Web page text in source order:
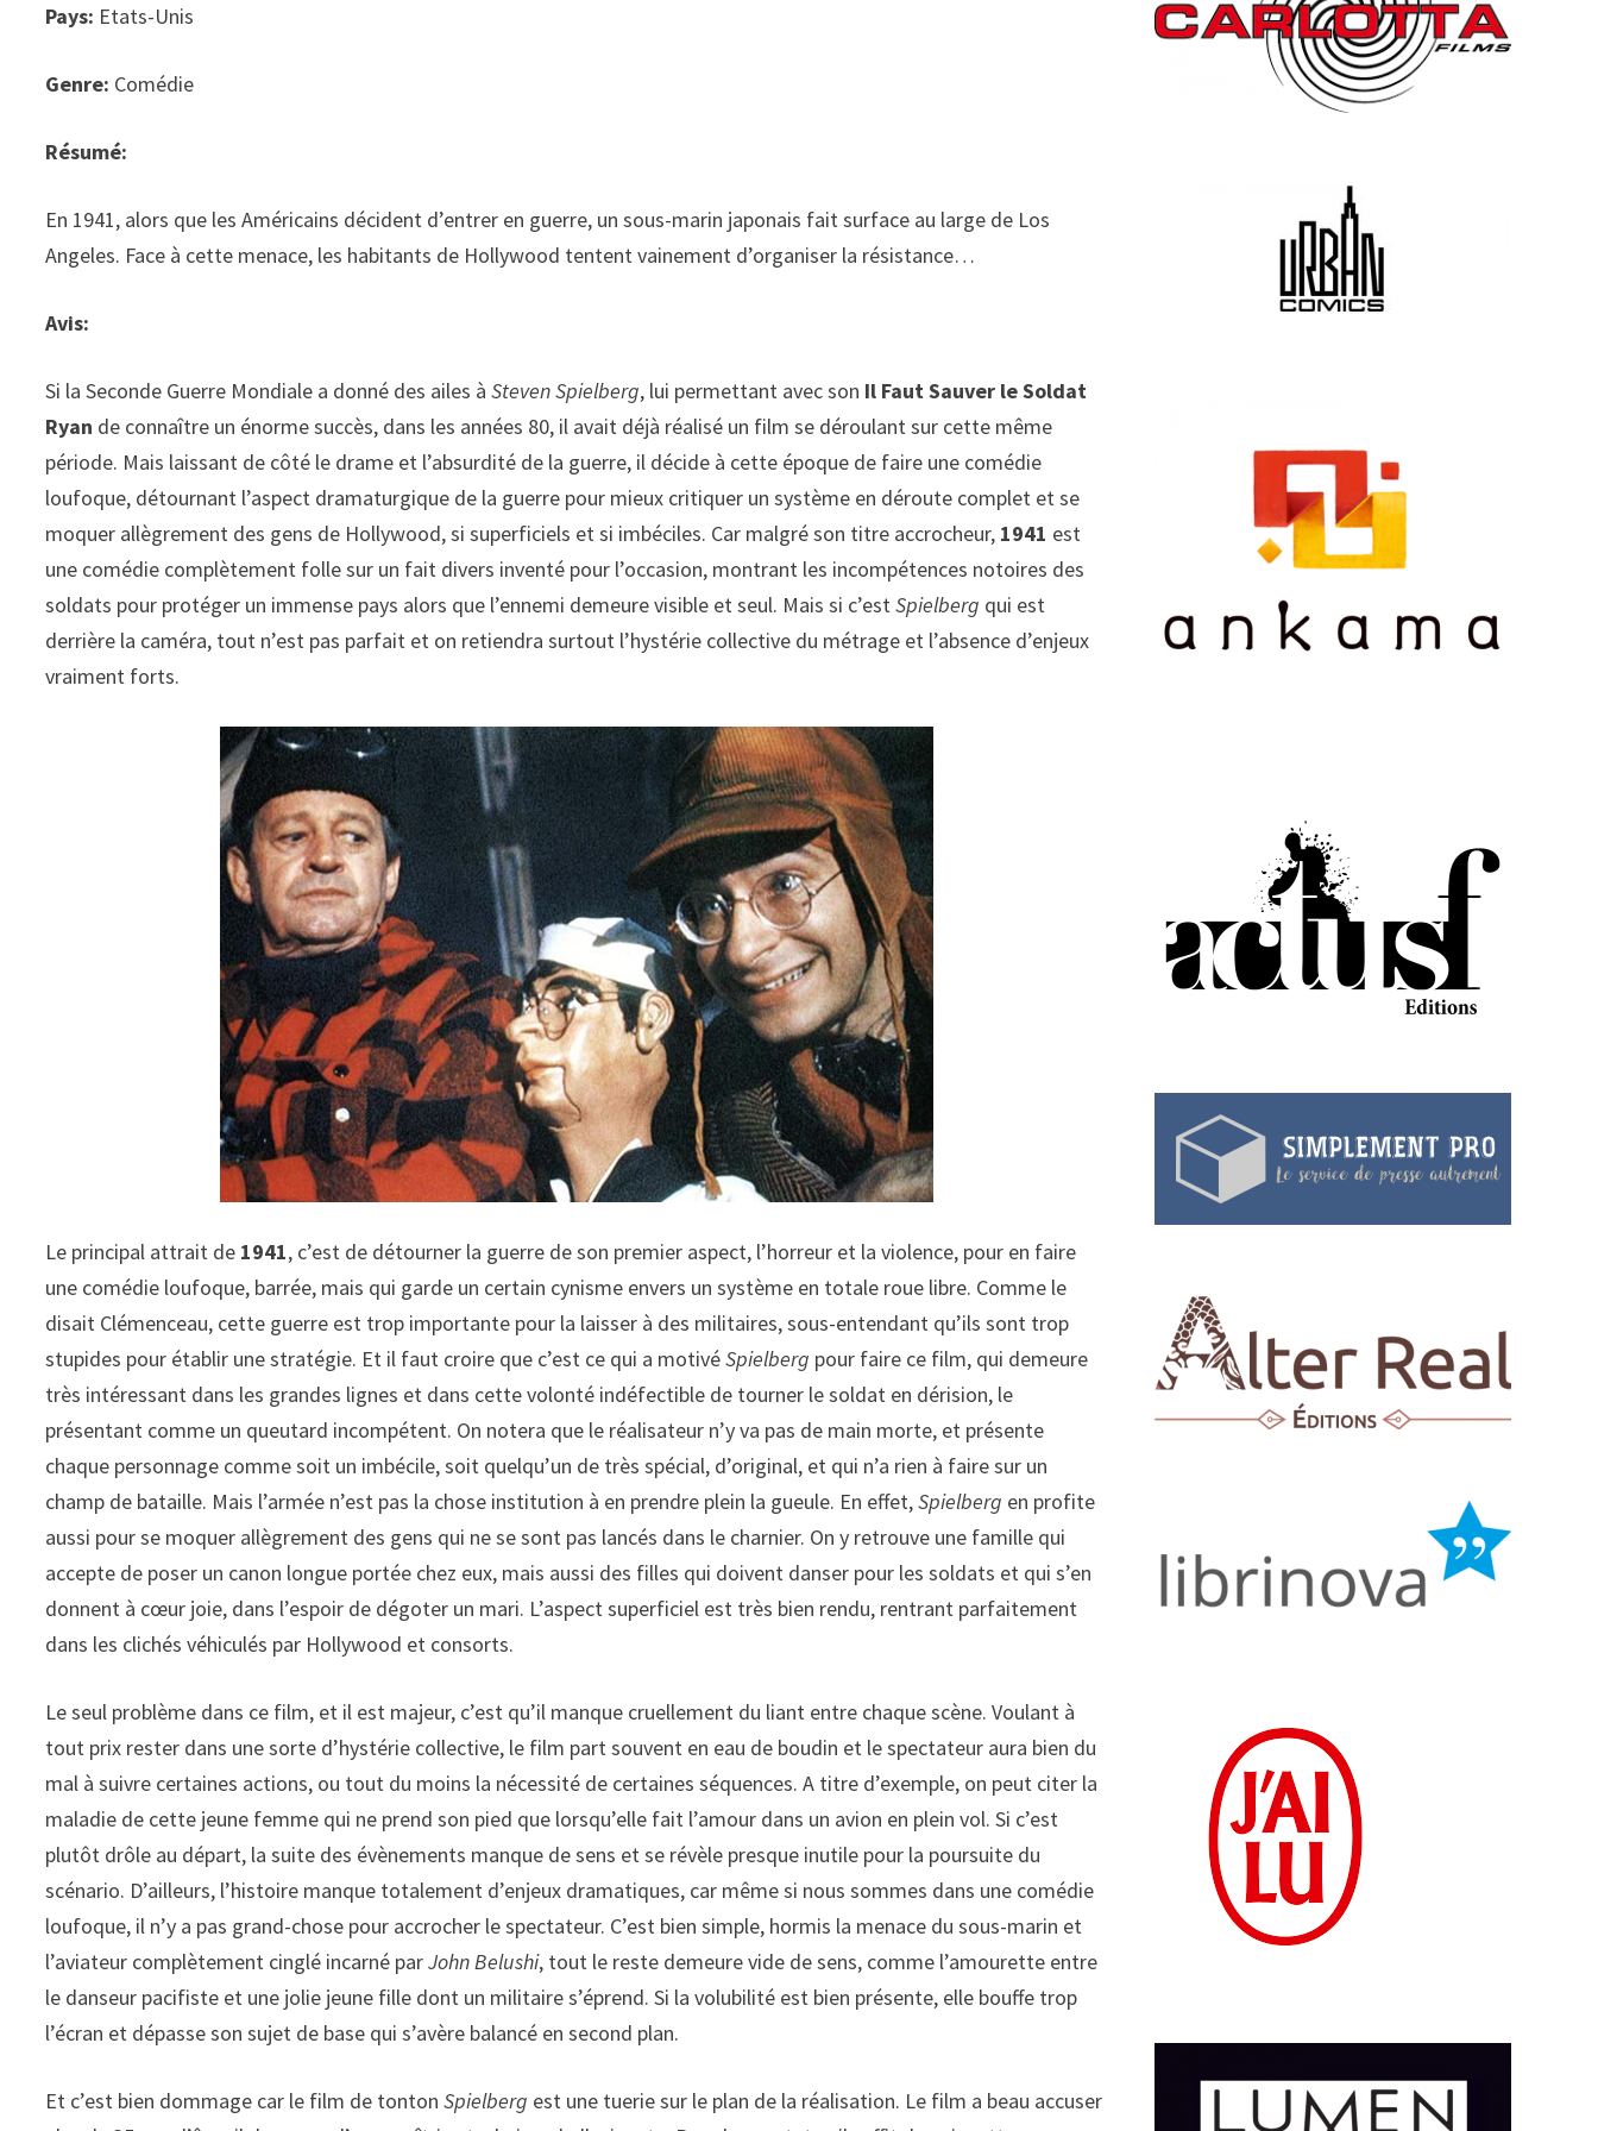
Pays: Etats-Unis
Genre: Comédie
Résumé:
En 1941, alors que les Américains décident d’entrer en guerre, un sous-marin japonais fait surface au large de Los
Angeles. Face à cette menace, les habitants de Hollywood tentent vainement d’organiser la résistance…
Avis:
Si la Seconde Guerre Mondiale a donné des ailes àSteven Spielberg, lui permettant avec son Il Faut Sauver le Soldat
Ryan de connaître un énorme succès, dans les années 80, il avait déjà réalisé un film se déroulant sur cette même
période. Mais laissant de côté le drame et l’absurdité de la guerre, il décide à cette époque de faire une comédie
loufoque, détournant l’aspect dramaturgique de la guerre pour mieux critiquer un système en déroute complet et se
moquer allègrement des gens de Hollywood, si superficiels et si imbéciles. Car malgré son titre accrocheur, 1941 est
une comédie complètement folle sur un fait divers inventé pour l’occasion, montrant les incompétences notoires des
soldats pour protéger un immense pays alors que l’ennemi demeure visible et seul. Mais si c’estSpielberg qui est
derrière la caméra, tout n’est pas parfait et on retiendra surtout l’hystérie collective du métrage et l’absence d’enjeux
vraiment forts.
Le principal attrait de 1941, c’est de détourner la guerre de son premier aspect, l’horreur et la violence, pour en faire
une comédie loufoque, barrée, mais qui garde un certain cynisme envers un système en totale roue libre. Comme le
disait Clémenceau, cette guerre est trop importante pour la laisser à des militaires, sous-entendant qu’ils sont trop
stupides pour établir une stratégie. Et il faut croire que c’est ce qui a motivéSpielberg pour faire ce film, qui demeure
très intéressant dans les grandes lignes et dans cette volonté indéfectible de tourner le soldat en dérision, le
présentant comme un queutard incompétent. On notera que le réalisateur n’y va pas de main morte, et présente
chaque personnage comme soit un imbécile, soit quelqu’un de très spécial, d’original, et qui n’a rien à faire sur un
champ de bataille. Mais l’armée n’est pas la chose institution à en prendre plein la gueule. En effet,Spielberg en profite
aussi pour se moquer allègrement des gens qui ne se sont pas lancés dans le charnier. On y retrouve une famille qui
accepte de poser un canon longue portée chez eux, mais aussi des filles qui doivent danser pour les soldats et qui s’en
donnent à cœur joie, dans l’espoir de dégoter un mari. L’aspect superficiel est très bien rendu, rentrant parfaitement
dans les clichés véhiculés par Hollywood et consorts.
Le seul problème dans ce film, et il est majeur, c’est qu’il manque cruellement du liant entre chaque scène. Voulant à
tout prix rester dans une sorte d’hystérie collective, le film part souvent en eau de boudin et le spectateur aura bien du
mal à suivre certaines actions, ou tout du moins la nécessité de certaines séquences. A titre d’exemple, on peut citer la
maladie de cette jeune femme qui ne prend son pied que lorsqu’elle fait l’amour dans un avion en plein vol. Si c’est
plutôt drôle au départ, la suite des évènements manque de sens et se révèle presque inutile pour la poursuite du
scénario. D’ailleurs, l’histoire manque totalement d’enjeux dramatiques, car même si nous sommes dans une comédie
loufoque, il n’y a pas grand-chose pour accrocher le spectateur. C’est bien simple, hormis la menace du sous-marin et
l’aviateur complètement cinglé incarné parJohn Belushi, tout le reste demeure vide de sens, comme l’amourette entre
le danseur pacifiste et une jolie jeune fille dont un militaire s’éprend. Si la volubilité est bien présente, elle bouffe trop
l’écran et dépasse son sujet de base qui s’avère balancé en second plan.
Et c’est bien dommage car le film de tontonSpielberg est une tuerie sur le plan de la réalisation. Le film a beau accuser